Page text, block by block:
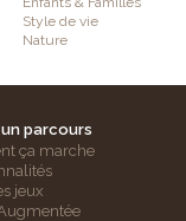
Style de vie
Nature
parcours
ça marche
jeux